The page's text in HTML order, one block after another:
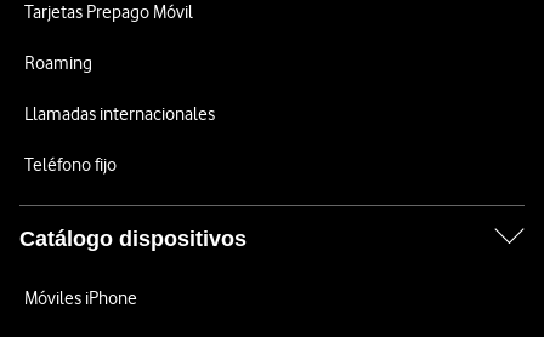
Tarjetas Prepago Móvil
Roaming
Llamadas internacionales
Teléfono fijo
Catálogo dispositivos
Móviles iPhone